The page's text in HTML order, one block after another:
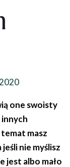
one swoisty
innych
masz
nie myślisz
jest albo mało